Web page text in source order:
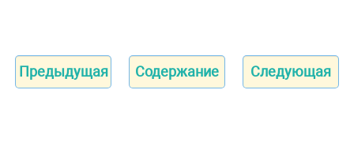
Предыдущая Содержание Следующая